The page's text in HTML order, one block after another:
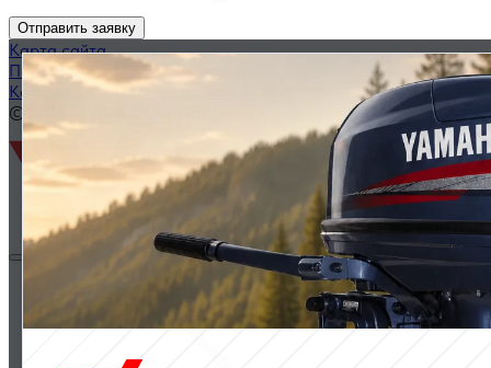
Отправить заявку
Карта сайта
Политика конфиденциальности
Каталог запчастей по названию
© 2014 — 2026 ООО «ВЭД»
Двигатели и комплектующие